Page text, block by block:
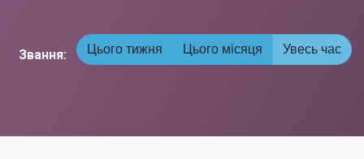
Звання: Цього тижня Цього місяця Увесь час